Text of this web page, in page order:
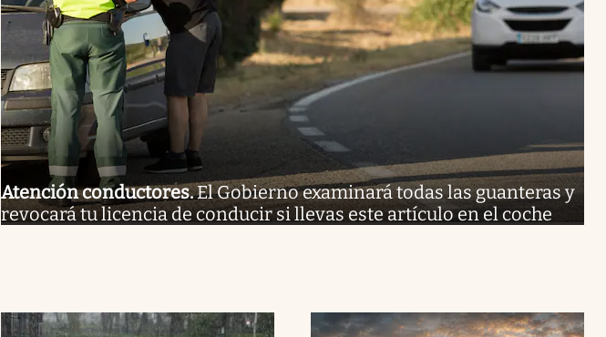
Atención conductores.El Gobierno examinará todas las guanteras y
revocará tu licencia de conducir si llevas este artículo en el coche